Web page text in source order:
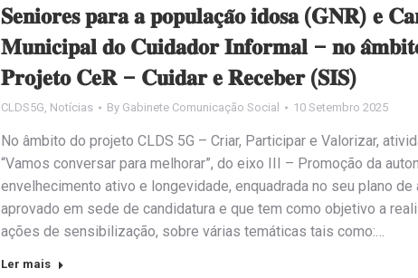
𝐒𝐞𝐧𝐢𝐨𝐫𝐞𝐬 𝐩𝐚𝐫𝐚 𝐚 𝐩𝐨𝐩𝐮𝐥𝐚𝐜̧𝐚̃𝐨 𝐢𝐝𝐨𝐬𝐚 (𝐆𝐍𝐑) 𝐞
𝐌𝐮𝐧𝐢𝐜𝐢𝐩𝐚𝐥 𝐝𝐨 𝐂𝐮𝐢𝐝𝐚𝐝𝐨𝐫 𝐈𝐧𝐟𝐨𝐫𝐦𝐚𝐥 – 𝐧𝐨
𝐏𝐫𝐨𝐣𝐞𝐭𝐨 𝐂𝐞𝐑 – 𝐂𝐮𝐢𝐝𝐚𝐫 𝐞 𝐑𝐞𝐜𝐞𝐛𝐞𝐫 (𝐒𝐈𝐒)
CLDS5G, Notícias By Gabinete Comunicação Social 10 Setembro 2025
No âmbito do projeto CLDS 5G – Criar, Participar e Valorizar,
“Vamos conversar para melhorar”, do eixo III – Promoção da
envelhecimento ativo e longevidade, enquadrada no seu plano de
aprovado em sede de candidatura e que tem como objetivo a
ações de sensibilização, sobre várias temáticas tais como:…
Ler mais